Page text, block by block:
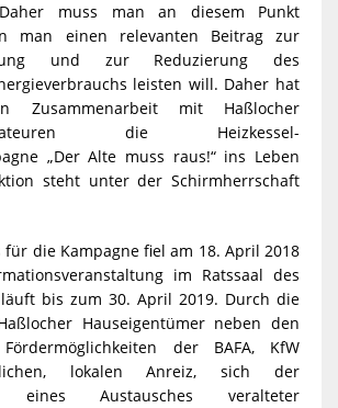
muss man an diesem Punkt
man einen relevanten Beitrag zur
und zur Reduzierung des
leisten will. Daher hat
mit Haßlocher
die Heizkessel-
„Der Alte muss raus!“ ins Leben
steht unter der Schirmherrschaft
für die Kampagne fiel am 18. April 2018
im Ratssaal des
läuft bis zum 30. April 2019. Durch die
Hauseigentümer neben den
der BAFA, KfW
lokalen Anreiz, sich der
eines Austausches veralteter